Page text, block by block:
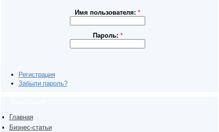
Имя пользователя:*
Пароль: *
Регистрация
Забыли пароль?
Главная
Бизнес-статьи